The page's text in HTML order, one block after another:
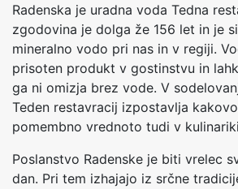
Radenska je uradna voda Tedna
zgodovina je dolga že 156 let in je
mineralno vodo pri nas in v regiji.
prisoten produkt v gostinstvu in
ga ni omizja brez vode. V
Teden restavracij izpostavlja
pomembno vrednoto tudi v
Poslanstvo Radenske je biti vrelec
dan. Pri tem izhajajo iz srčne